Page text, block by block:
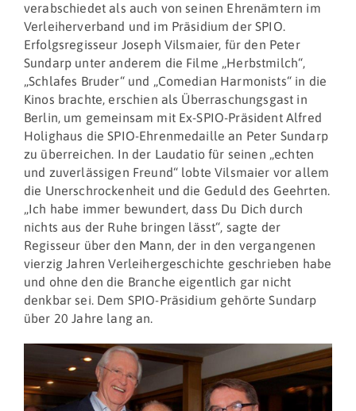
verabschiedet als auch von seinen Ehrenämtern im
Verleiherverband und im Präsidium der SPIO.
Erfolgsregisseur Joseph Vilsmaier, für den Peter
Sundarp unter anderem die Filme „Herbstmilch“,
„Schlafes Bruder“ und „Comedian Harmonists“ in die
Kinos brachte, erschien als Überraschungsgast in
Berlin, um gemeinsam mit Ex-SPIO-Präsident Alfred
Holighaus die SPIO-Ehrenmedaille an Peter Sundarp
zu überreichen. In der Laudatio für seinen „echten
und zuverlässigen Freund“ lobte Vilsmaier vor allem
die Unerschrockenheit und die Geduld des Geehrten.
„Ich habe immer bewundert, dass Du Dich durch
nichts aus der Ruhe bringen lässt“, sagte der
Regisseur über den Mann, der in den vergangenen
vierzig Jahren Verleihergeschichte geschrieben habe
und ohne den die Branche eigentlich gar nicht
denkbar sei. Dem SPIO-Präsidium gehörte Sundarp
über 20 Jahre lang an.